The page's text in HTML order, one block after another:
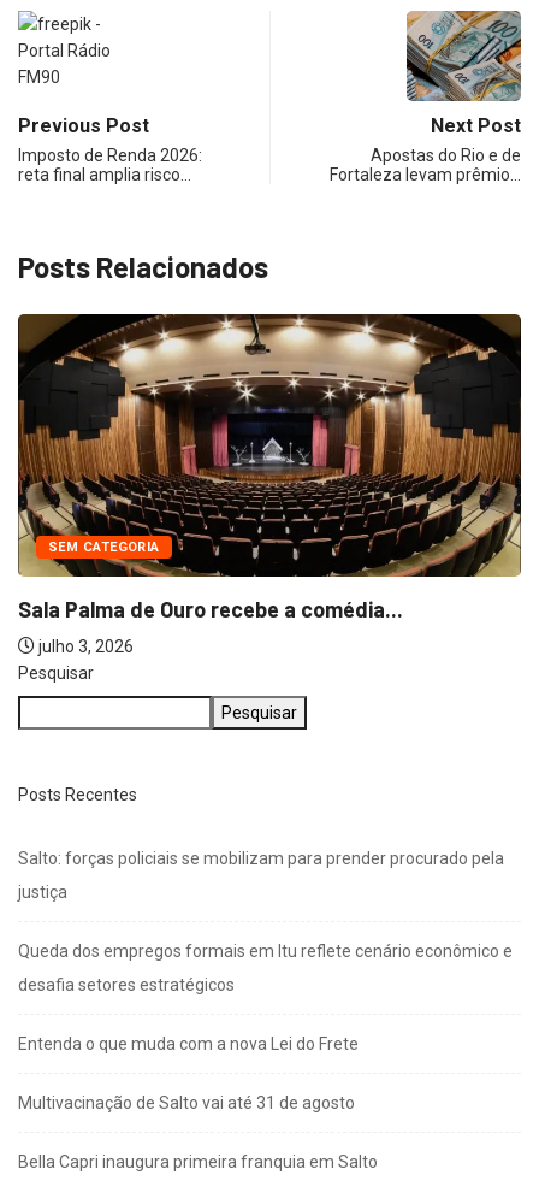
Previous Post
Imposto de Renda 2026:
reta final amplia risco…
Next Post
Apostas do Rio e de
Fortaleza levam prêmio…
Posts Relacionados
SEM CATEGORIA
Sala Palma de Ouro recebe a comédia...
julho 3, 2026
Pesquisar
Pesquisar
Posts Recentes
Salto: forças policiais se mobilizam para prender procurado pela
justiça
Queda dos empregos formais em Itu reflete cenário econômico e
desafia setores estratégicos
Entenda o que muda com a nova Lei do Frete
Multivacinação de Salto vai até 31 de agosto
Bella Capri inaugura primeira franquia em Salto